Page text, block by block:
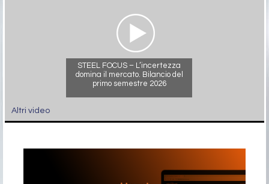
STEEL FOCUS – L’incertezza
domina il mercato. Bilancio del
primo semestre 2026
Altri video